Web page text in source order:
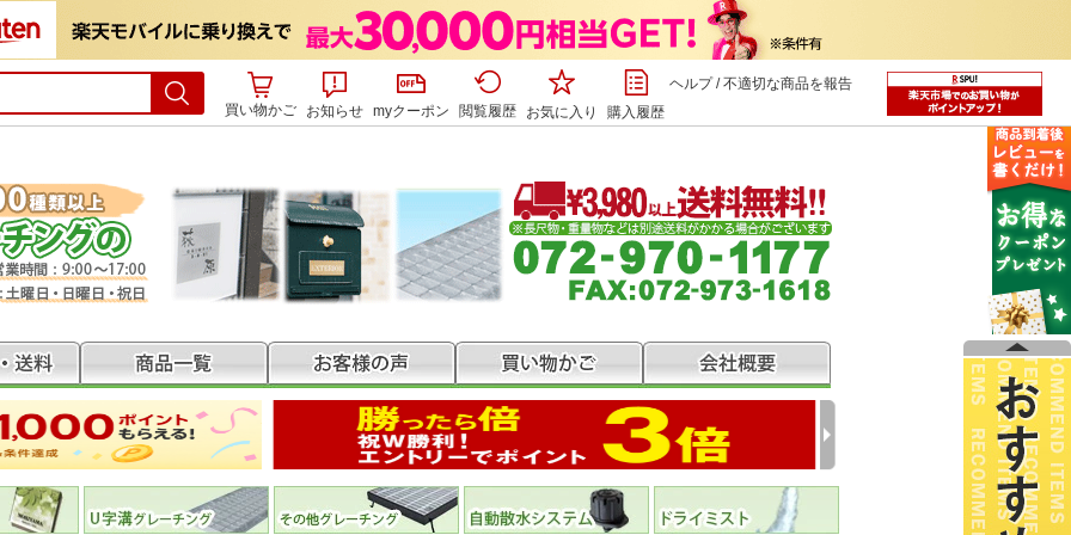
買い物かご お知らせ myクーポン 閲覧履歴 お気に入り 購入履歴
ヘルプ/不適切な商品を報告